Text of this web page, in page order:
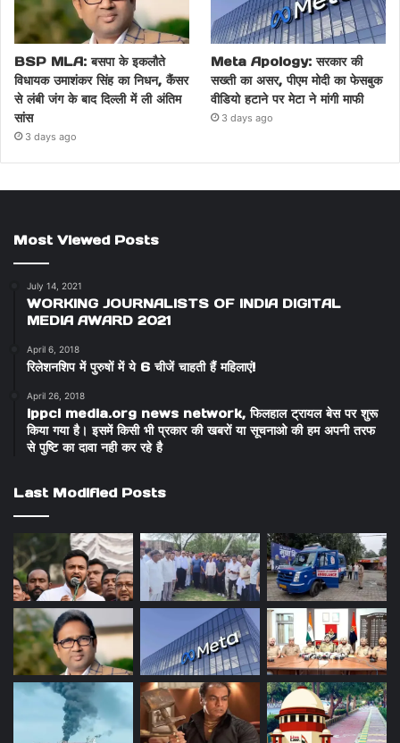
BSP MLA: बसपा के इकलौते
विधायक उमाशंकर सिंह का निधन, कैंसर
से लंबी जंग के बाद दिल्ली में ली अंतिम
सांस
3 days ago
Meta Apology: सरकार की
सख्ती का असर, पीएम मोदी का फेसबुक
वीडियो हटाने पर मेटा ने मांगी माफी
3 days ago
Most Viewed Posts
July 14, 2021
WORKING JOURNALISTS OF INDIA DIGITAL
MEDIA AWARD 2021
April 6, 2018
रिलेशनशिप में पुरुषों में ये 6 चीजें चाहती हैं महिलाएं!
April 26, 2018
ippci media.org news network, फिलहाल ट्रायल बेस पर शुरू
किया गया है। इसमें किसी भी प्रकार की खबरों या सूचनाओ की हम अपनी तरफ
से पुष्टि का दावा नही कर रहे है
Last Modified Posts